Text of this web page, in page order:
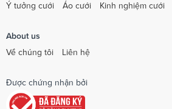
Ý tưởng cưới
Áo cưới Kinh nghiệm cưới
About us
Về chúng tôi
Liên hệ
Được chứng nhận bởi